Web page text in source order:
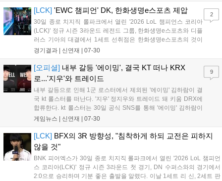
날 POM에 선정된 '...
[LCK] 'EWC 챔피언' DK, 한화생명e스포츠 제압
30일 종로 치지직 롤파크에서 열린 '2026 LoL 챔피언스 코리아
(LCK)' 정규 시즌 3라운드 레전드 그룹, 한화생명e스포츠와 디플
러스 기아의 대결에서 1세트 선취점은 한화생명e스포츠의 것이
었다. 과감한 탑 4인 다이브로 '시우' 전시우의 올라프를 잡았다.
주며 곧바로 동점을 만들었다. 이...
경기결과 | 신연재 07-30
2
[오피셜] 내부 갈등 '에이밍', 결국 KT 떠나 KRX
로...'지우'와 트레이드
내부 갈등으로 인해 1군 로스터에서 제외된 '에이밍' 김하람이 결
국 kt 롤스터를 떠난다. '지우' 정지우와 트레이드 돼 키움 DRX에
합류한다. kt 롤스터는 30일 공식 SNS를 통해 '에이밍' 김하람이
키움 DRX의 '지우' 정지우와 트레이드 됐다고 공지했다. 선수단
단 하루 만에 이...
게임뉴스 | 신연재 07-30
9
[LCK] BFX의 3R 방향성, "침착하게 하되 교전은 피하지
않을 것"
BNK 피어엑스가 30일 종로 치지직 롤파크에서 열린 '2026 LoL 챔피언
스 코리아(LCK)' 정규 시즌 3라운드 첫 경기, DN 수퍼스와의 경기에서
2:0으로 승리하며 기분 좋은 출발을 알렸다. 이날 1세트 리 신, 2세트 판